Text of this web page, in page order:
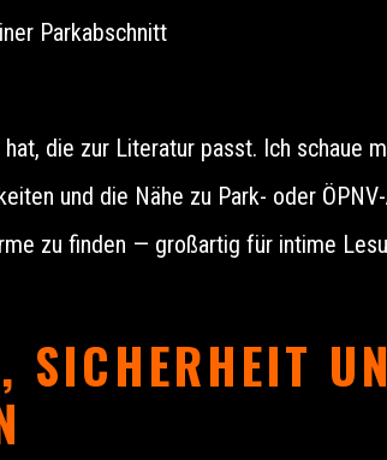
Parkabschnitt
die zur Literatur passt. Ich schaue
und die Nähe zu Park- oder
zu finden — großartig für intime
SICHERHEIT